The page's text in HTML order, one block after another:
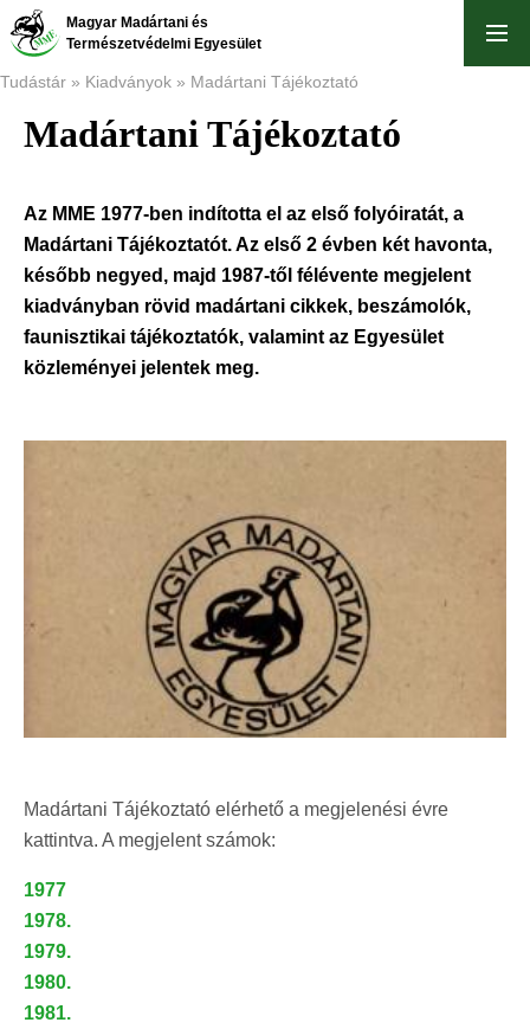
Ugrás
tartalomra
Magyar Madártani és
Természetvédelmi Egyesület
Morzsa
Tudástár Kiadványok Madártani Tájékoztató
Madártani Tájékoztató
Az MME 1977-ben indította el az első folyóiratát, a
Madártani Tájékoztatót. Az első 2 évben két havonta,
később negyed, majd 1987-től félévente megjelent
kiadványban rövid madártani cikkek, beszámolók,
faunisztikai tájékoztatók, valamint az Egyesület
közleményei jelentek meg.
Madártani Tájékoztató elérhető a megjelenési évre
kattintva. A megjelent számok:
1977
1978.
1979.
1980.
1981.